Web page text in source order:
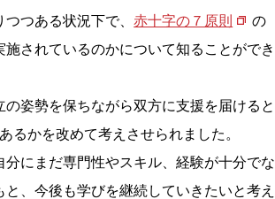
つつある状況下で、赤十字の７原則
の
されているのかについて知ることができ
姿勢を保ちながら双方に支援を届けると
るかを改めて考えさせられました。
にまだ専門性やスキル、経験が十分でな
、今後も学びを継続していきたいと考え